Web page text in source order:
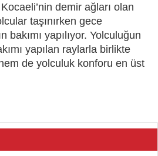
Kocaeli’nin demir ağları olan
taşınırken gece
bakımı yapılıyor. Yolculuğun
yapılan raylarla birlikte
de yolculuk konforu en üst